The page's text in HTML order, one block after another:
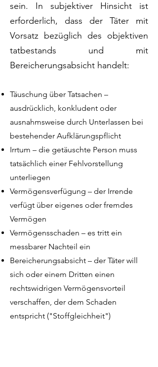
sein. In subjektiver Hinsicht ist
erforderlich, dass der Täter mit
Vorsatz bezüglich des objektiven
tatbestands und mit
Bereicherungsabsicht handelt:
Täuschung über Tatsachen –
ausdrücklich, konkludent oder
ausnahmsweise durch Unterlassen bei
bestehender Aufklärungspflicht
Irrtum – die getäuschte Person muss
tatsächlich einer Fehlvorstellung
unterliegen
Vermögensverfügung – der Irrende
verfügt über eigenes oder fremdes
Vermögen
Vermögensschaden – es tritt ein
messbarer Nachteil ein
Bereicherungsabsicht – der Täter will
sich oder einem Dritten einen
rechtswidrigen Vermögensvorteil
verschaffen, der dem Schaden
entspricht ("Stoffgleichheit")